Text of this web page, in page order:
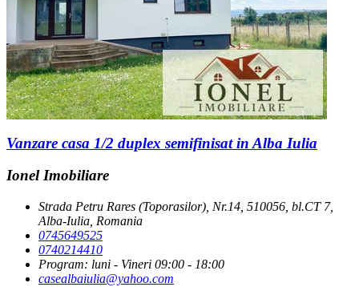
Vanzare casa 1/2 duplex semifinisat in Alba Iulia
Ionel Imobiliare
Strada Petru Rares (Toporasilor), Nr.14, 510056, bl.CT 7,
Alba-Iulia, Romania
0745649525
0740214410
Program: luni - Vineri 09:00 - 18:00
casealbaiulia@yahoo.com